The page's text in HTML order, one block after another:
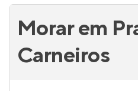
Morar em
Carneiros